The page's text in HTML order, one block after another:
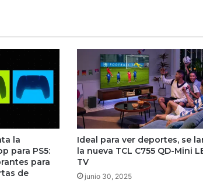
la
para PS5:
para
de
Ideal para ver deportes, se
la nueva TCL C755 QD-Mini
TV
junio 30, 2025